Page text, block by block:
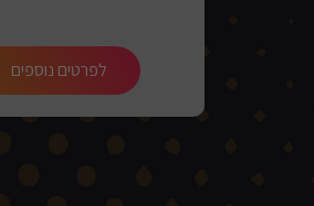
לפרטים נוספים